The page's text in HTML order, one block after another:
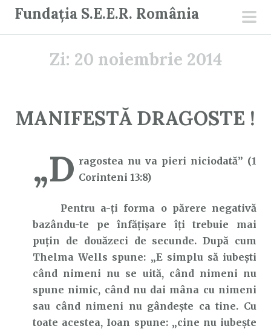
Fundația S.E.E.R. România
Zi: 20 noiembrie 2014
MANIFESTĂ DRAGOSTE !
„D ragostea nu va pieri niciodată” (1
Corinteni 13:8)
Pentru a-ți forma o părere negativă
bazându-te pe înfățișare îți trebuie mai
puțin de douăzeci de secunde. După cum
Thelma Wells spune: „E simplu să iubești
când nimeni nu se uită, când nimeni nu
spune nimic, când nu dai mâna cu nimeni
sau când nimeni nu gândește ca tine. Cu
toate acestea, Ioan spune: „cine nu iubeşte